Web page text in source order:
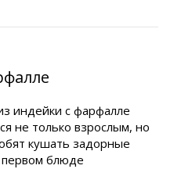
индейки с фарфалле
не только взрослым, но
кушать задорные
блюде